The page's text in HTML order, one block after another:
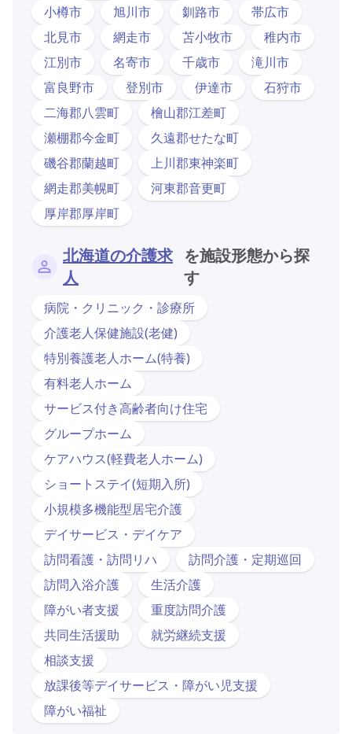
小樽市
旭川市 釧路市
帯広市
北見市
網走市 苫小牧市
稚内市
江別市
名寄市 千歳市
滝川市
富良野市
登別市 伊達市
石狩市
二海郡八雲町
檜山郡江差町
瀬棚郡今金町
久遠郡せたな町
磯谷郡蘭越町
上川郡東神楽町
網走郡美幌町
河東郡音更町
厚岸郡厚岸町
北海道の介護求
人
を施設形態から探
す
病院・クリニック・診療所
介護老人保健施設(老健)
特別養護老人ホーム(特養)
有料老人ホーム
サービス付き高齢者向け住宅
グループホーム
ケアハウス(軽費老人ホーム)
ショートステイ(短期入所)
小規模多機能型居宅介護
デイサービス・デイケア
訪問看護・訪問リハ
訪問介護・定期巡回
訪問入浴介護
生活介護
障がい者支援
重度訪問介護
共同生活援助
就労継続支援
相談支援
放課後等デイサービス・障がい児支援
障がい福祉